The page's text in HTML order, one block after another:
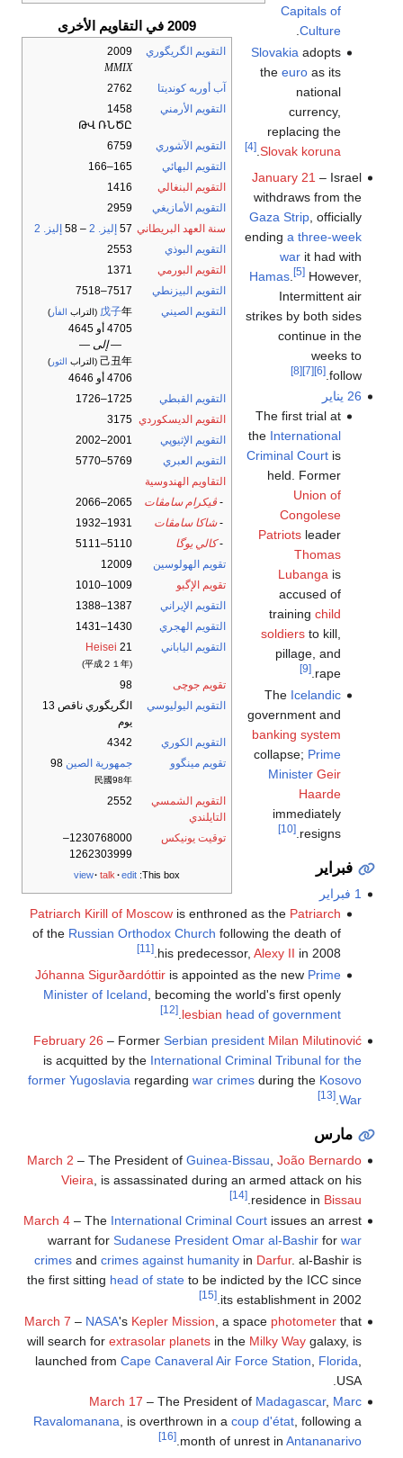
2009 في التقاويم الأخرى
التقويم الگريگوري
2009
MMIX
آب أوربه كونديتا
2762
التقويم الأرمني
1458
ԹՎ ՌՆԾԸ
التقويم الآشوري
6759
التقويم البهائي
165–166
التقويم البنغالي
1416
التقويم الأمازيغي
2959
سنة العهد البريطاني 57 إليز. 2 – 58
إليز. 2
التقويم البوذي
2553
التقويم البورمي
1371
التقويم البيزنطي
7517–7518
التقويم الصيني
戊子年 (التراب الفأر )
4705 أو 4645
— إلى —
己丑年 (التراب الثور )
4706 أو 4646
التقويم القبطي
1725–1726
التقويم الديسكوردي 3175
التقويم الإثيوپي
2001–2002
التقويم العبري
5769–5770
التقاويم الهندوسية
- ڤيكرام سامڤات
2065–2066
-شاكا سامڤات
1931–1932
-كالي يوگا
5110–5111
تقويم الهولوسين
12009
تقويم الإگبو
1009–1010
التقويم الإيراني
1387–1388
التقويم الهجري
1430–1431
التقويم الياباني
Heisei 21
(平成２１年)
تقويم جوچى
98
التقويم اليوليوسي
الگريگوري ناقص 13
يوم
التقويم الكوري
4342
تقويم مينگوو
جمهورية الصين
民國98年
التقويم الشمسي
التايلندي
2552
توقيت يونيكس
1230768000–
1262303999
This box:
view talk edit
Capitals of
Culture
.
Slovakia adopts
theeuro as its
national
currency,
replacing the
Slovak koruna
.
[4]
January 21 – Israel
withdraws from the
Gaza Strip, officially
ending a three-week
warit had with
Hamas. [5]However,
Intermittent air
strikes by both sides
continue in the
weeks to
follow.
[6]
[7]
[8]
26 يناير
The first trial at
the International
Criminal Court is
held. Former
Union of
Congolese
Patriots leader
Thomas
Lubanga is
accused of
trainingchild
soldiers to kill,
pillage, and
rape.
[9]
The Icelandic
government and
banking system
collapse; Prime
Minister Geir
Haarde
immediately
resigns.
[10]
فبراير
1 فبراير
Patriarch Kirill of Moscow is enthroned as the Patriarch
of the Russian Orthodox Church following the death of
his predecessor,Alexy II in 2008.
[11]
Jóhanna Sigurðardóttir is appointed as the new Prime
Minister of Iceland , becoming the world's first openly
lesbian head of government
[12]
February 26 – Former Serbian president Milan Milutinović
is acquitted by the International Criminal Tribunal for the
former Yugoslavia regarding war crimesduring the Kosovo
War
.
[13]
مارس
March 2 – The President of Guinea-Bissau João Bernardo
Vieira , is assassinated during an armed attack on his
residence in Bissau
.
[14]
March 4– The International Criminal Courtissues an arrest
warrant for Sudanese President Omar al-Bashirfor war
crimesand crimes against humanityin Darfur. al-Bashir is
the first sitting head of stateto be indicted by the ICC since
its establishment in 2002.
[15]
March 7 – NASA's Kepler Mission , a space photometerthat
will search for extrasolar planetsin the Milky Waygalaxy, is
launched from Cape Canaveral Air Force Station Florida
USA.
March 17 – The President of Madagascar, Marc
Ravalomanana, is overthrown in a coup d'état, following a
month of unrest in Antananarivo
.
[16]